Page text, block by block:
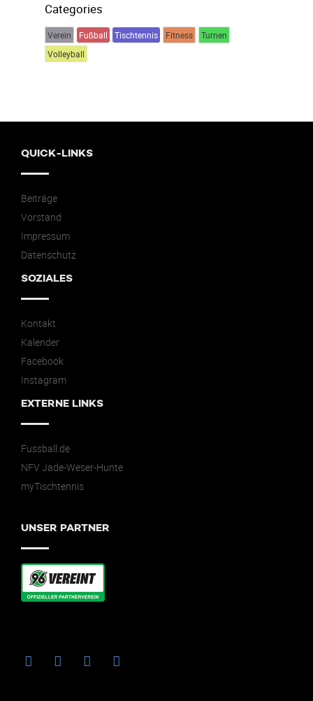
Categories
Verein Fußball Tischtennis Fitness
Turnen
Volleyball
QUICK-LINKS
Beiträge
Vorstand
Impressum
Datenschutz
SOZIALES
Kontakt
Kalender
Facebook
Instagram
EXTERNE LINKS
Fussball.de
NFV Jade-Weser-Hunte
myTischtennis
UNSER PARTNER